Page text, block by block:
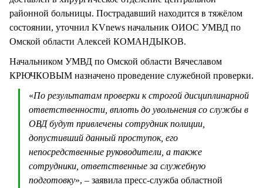
районной больницы. Пострадавший находится в тяжёлом
состоянии, уточнил KVnews начальник ОИОС УМВД по
Омской области Алексей КОМАНДЫКОВ.
Начальником УМВД по Омской области Вячеславом
КРЮЧКОВЫМ назначено проведение служебной проверки.
«По результатам проверки к строгой дисциплинарной
ответственности, вплоть до увольнения со службы в
ОВД будут привлечены сотрудник полиции,
допустивший данный проступок, его
непосредственные руководители, а также
сотрудники, ответственные за служебную
подготовку», – заявила пресс-служба областной